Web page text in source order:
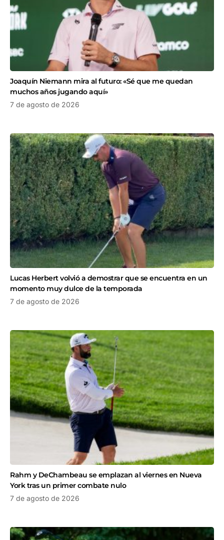
Joaquín Niemann mira al futuro: «Sé que me quedan
muchos años jugando aquí»
7 de agosto de 2026
Lucas Herbert volvió a demostrar que se encuentra en un
momento muy dulce de la temporada
7 de agosto de 2026
Rahm y DeChambeau se emplazan al viernes en Nueva
York tras un primer combate nulo
7 de agosto de 2026